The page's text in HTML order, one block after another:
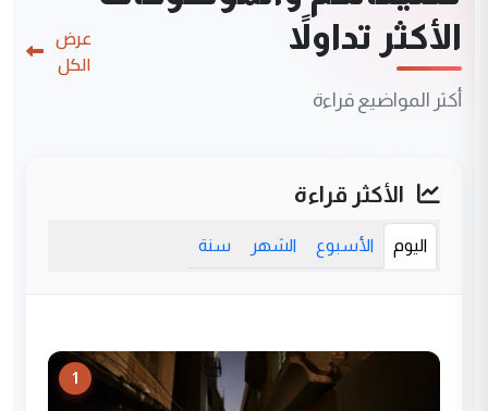
الأكثر تداولاً
أكثر المواضيع قراءة
عرض
الكل
الأكثر قراءة
اليوم الأسبوع الشهر سنة
1